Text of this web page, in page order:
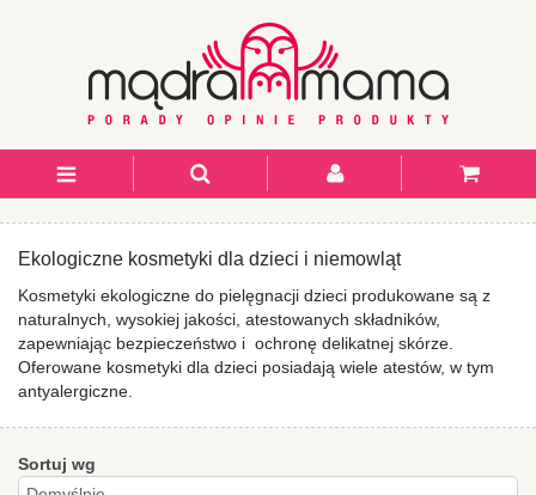
Ekologiczne kosmetyki dla dzieci i niemowląt
Kosmetyki ekologiczne do pielęgnacji dzieci produkowane są z
naturalnych, wysokiej jakości, atestowanych składników,
zapewniając bezpieczeństwo i ochronę delikatnej skórze.
Oferowane kosmetyki dla dzieci posiadają wiele atestów, w tym
antyalergiczne.
Sortuj wg